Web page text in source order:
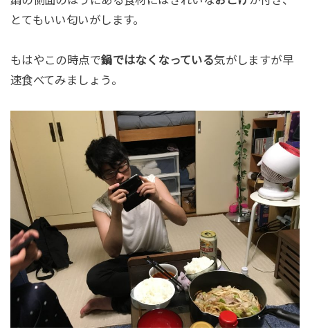
とてもいい匂いがします。
もはやこの時点で鍋ではなくなっている気がしますが早
速食べてみましょう。